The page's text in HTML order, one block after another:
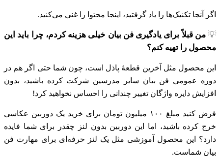
اگر آنجا تکنیک‌ها را یاد گرفتید، اینجا محتوا را غنی می‌کنید.
💡من قبلاً برای یادگیری فن بیان خیلی هزینه کردم، چرا باید این
محصول را تهیه کنم؟
این محصول مثل آخرین قطعهٔ پاذل است، چون شما حتی اگر هم در
دوره عمومی‌ فن بیان سایر مدرسین شرکت کرده باشید، بدون
افزایش دایره واژگان تغییر چندانی را احساس نخواهید کرد!
فرض کنید مبلغ ۱۰۰ میلیون تومان برای خرید یک دوربین عکاسی
خرج کرده باشید، اما این دوربین بدون لنز چقدر برای شما فایده
دارد؟ این محصول آموزشی مثل یک لنز حرفه‌ای برای مهارت فن
بیان شماست.